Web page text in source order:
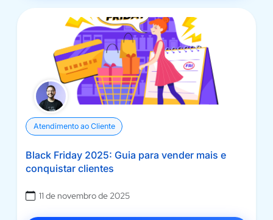
Atendimento ao Cliente
Black Friday 2025: Guia para vender mais e
conquistar clientes
11 de novembro de 2025